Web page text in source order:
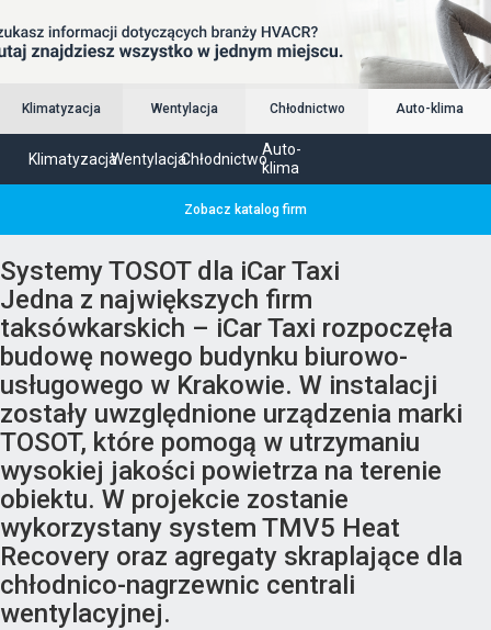
Klimatyzacja Wentylacja Chłodnictwo Auto-klima
KlimatyzacjaWentylacjaChłodnictwo
Auto-
klima
Zobacz katalog firm
Systemy TOSOT dla iCar Taxi
Jedna z największych firm
taksówkarskich – iCar Taxi rozpoczęła
budowę nowego budynku biurowo-
usługowego w Krakowie. W instalacji
zostały uwzględnione urządzenia marki
TOSOT, które pomogą w utrzymaniu
wysokiej jakości powietrza na terenie
obiektu. W projekcie zostanie
wykorzystany system TMV5 Heat
Recovery oraz agregaty skraplające dla
chłodnico-nagrzewnic centrali
wentylacyjnej.